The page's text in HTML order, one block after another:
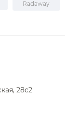
Radaway
28с2